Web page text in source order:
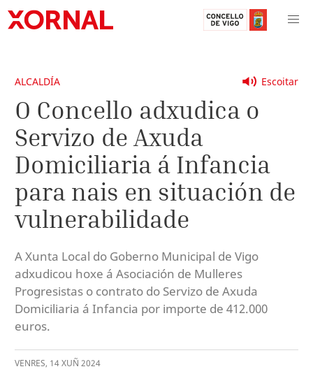
Escoitar
ALCALDÍA
O Concello adxudica o
Servizo de Axuda
Domiciliaria á Infancia
para nais en situación de
vulnerabilidade
A Xunta Local do Goberno Municipal de Vigo
adxudicou hoxe á Asociación de Mulleres
Progresistas o contrato do Servizo de Axuda
Domiciliaria á Infancia por importe de 412.000
euros.
VENRES, 14XUÑ 2024